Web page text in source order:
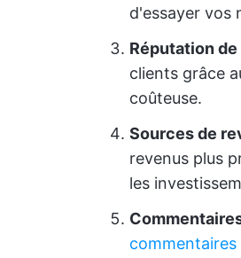
d'essayer vos
Réputation de
clients grâce
coûteuse.
Sources de
revenus plus
les
commentaires